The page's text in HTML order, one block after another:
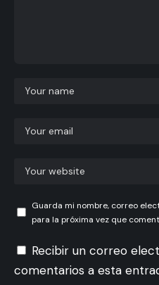
Guarda mi nombre, correo
para la próxima vez que
Recibir un correo
comentarios a esta